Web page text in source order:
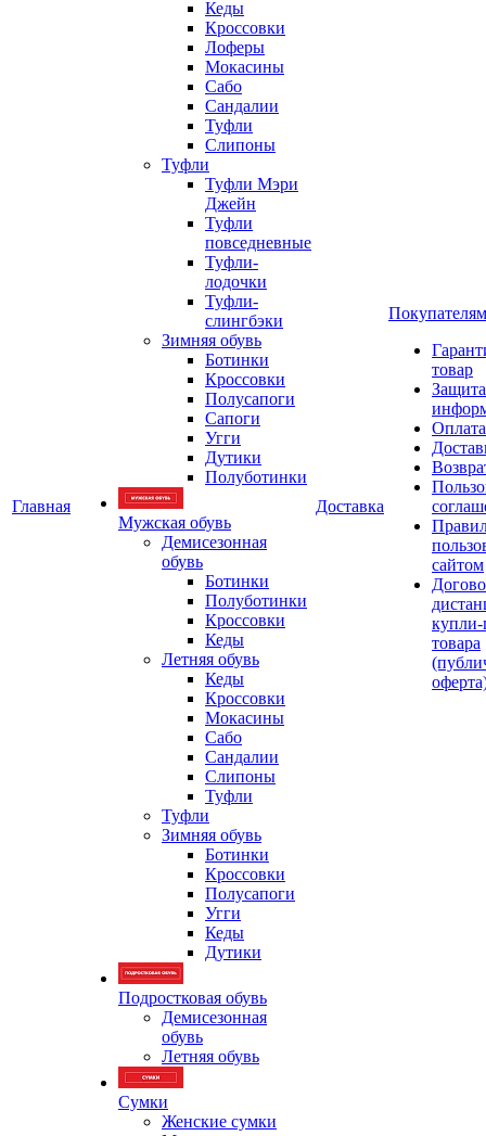
Главная
Кеды
Кроссовки
Лоферы
Мокасины
Сабо
Сандалии
Туфли
Слипоны
Туфли
Туфли Мэри
Джейн
Туфли
повседневные
Туфли-
лодочки
Туфли-
слингбэки
Зимняя обувь
Ботинки
Кроссовки
Полусапоги
Сапоги
Угги
Дутики
Полуботинки
Мужская обувь
Демисезонная
обувь
Ботинки
Полуботинки
Кроссовки
Кеды
Летняя обувь
Кеды
Кроссовки
Мокасины
Сабо
Сандалии
Слипоны
Туфли
Туфли
Зимняя обувь
Ботинки
Кроссовки
Полусапоги
Угги
Кеды
Дутики
Подростковая обувь
Демисезонная
обувь
Летняя обувь
Сумки
Женские сумки
Доставка
Покупателям
товар
Защита
Оплата
сайтом
товара